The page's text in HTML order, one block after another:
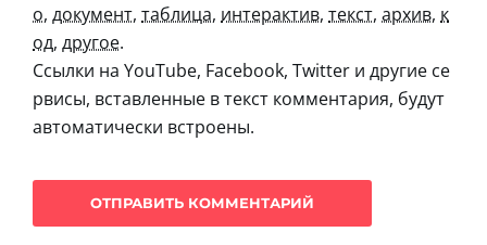
о, документ, таблица, интерактив, текст, архив, к
од, другое.
Ссылки на YouTube, Facebook, Twitter и другие се
рвисы, вставленные в текст комментария, будут
автоматически встроены.